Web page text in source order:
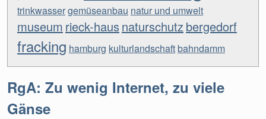
trinkwassergemüseanbau natur und umwelt
museum rieck-haus naturschutzbergedorf
fracking hamburg kulturlandschaftbahndamm
RgA: Zu wenig Internet, zu viele
Gänse